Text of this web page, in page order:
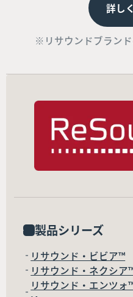
詳し
※リサウンドブランド
製品シリーズ
リサウンド・ビビア™
リサウンド・ネクシア
リサウンド・エンツォ